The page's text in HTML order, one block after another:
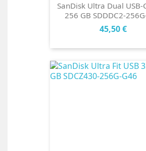
SanDisk Ultra Dual USB-
256 GB SDDDC2-
Cena
45,50 €